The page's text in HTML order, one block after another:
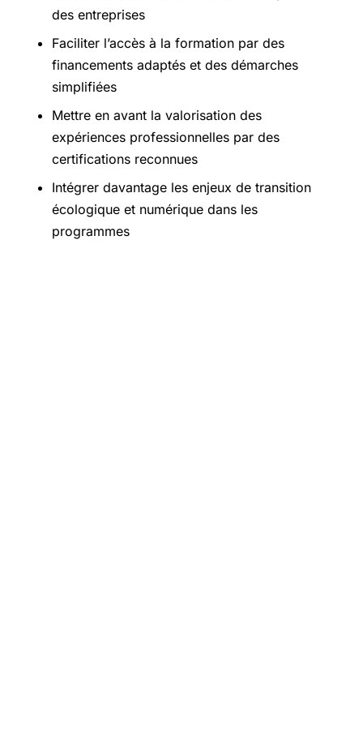
des entreprises
Faciliter l’accès à la formation par des
financements adaptés et des démarches
simplifiées
Mettre en avant la valorisation des
expériences professionnelles par des
certifications reconnues
Intégrer davantage les enjeux de transition
écologique et numérique dans les
programmes